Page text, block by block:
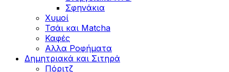
Σφηνάκια
Χυμοί
Τσάι και Matcha
Καφές
Αλλα Ροφήματα
Δημητριακά και Σιτηρά
Πόριτζ